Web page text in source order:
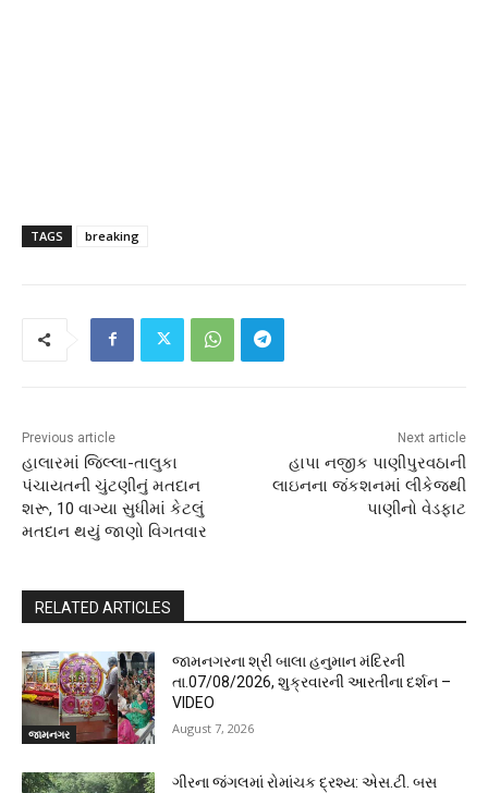
TAGS breaking
Previous article
હાલારમાં જિલ્લા-તાલુકા
પંચાયતની ચુંટણીનું મતદાન
શરૂ, 10 વાગ્યા સુધીમાં કેટલું
મતદાન થયું જાણો વિગતવાર
Next article
હાપા નજીક પાણીપુરવઠાની
લાઇનના જંકશનમાં લીકેજથી
પાણીનો વેડફાટ
RELATED ARTICLES
જામનગર
જામનગરના શ્રી બાલા હનુમાન મંદિરની
તા.07/08/2026, શુક્રવારની આરતીના દર્શન –
VIDEO
August 7, 2026
ગીરના જંગલમાં રોમાંચક દ્રશ્ય: એસ.ટી. બસ